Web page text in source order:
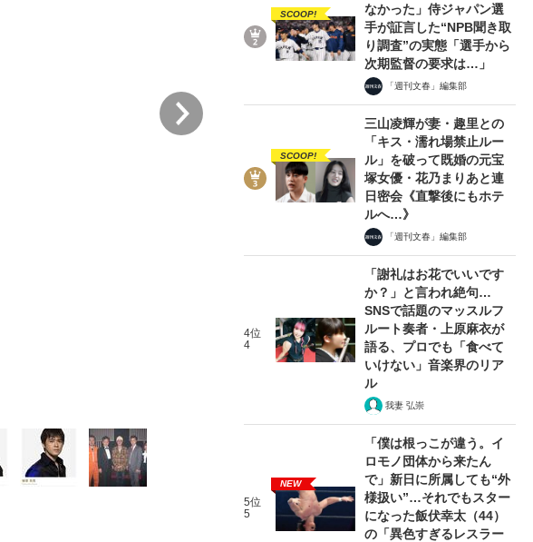
《ジャニーズの正統派》少年隊の「女性を抱かない」
「ジャニーさんの最高傑作」少年隊が、“踊れない
「オイ。いい加減にしろよ」結成25周年のV6「学校へ
らせた伝説の男
それでもファンが山下智久を愛し続け
SCOOP!
なかった」侍ジャパン選
手が証言した“NPB聞き取
り調査”の実態「選手から
次期監督の要求は…」
「週刊文春」編集部
SCOOP!
三山凌輝が妻・趣里との
「キス・濡れ場禁止ルー
ル」を破って既婚の元宝
塚女優・花乃まりあと連
日密会《直撃後にもホテ
ルへ…》
「週刊文春」編集部
4位
4
「謝礼はお花でいいです
か？」と言われ絶句…
SNSで話題のマッスルフ
ルート奏者・上原麻衣が
語る、プロでも「食べて
いけない」音楽界のリア
ル
我妻 弘崇
5位
5
NEW
「僕は根っこが違う。イ
ロモノ団体から来たん
で」新日に所属しても“外
様扱い”…それでもスター
になった飯伏幸太（44）
の「異色すぎるレスラー